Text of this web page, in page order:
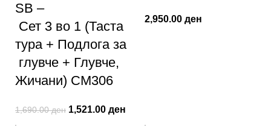
SB –
Сет 3 во 1 (Таста
тура + Подлога за
глувче + Глувче,
Жичани) CM306
1,690.00ден 1,521.00 ден
2,950.00 ден